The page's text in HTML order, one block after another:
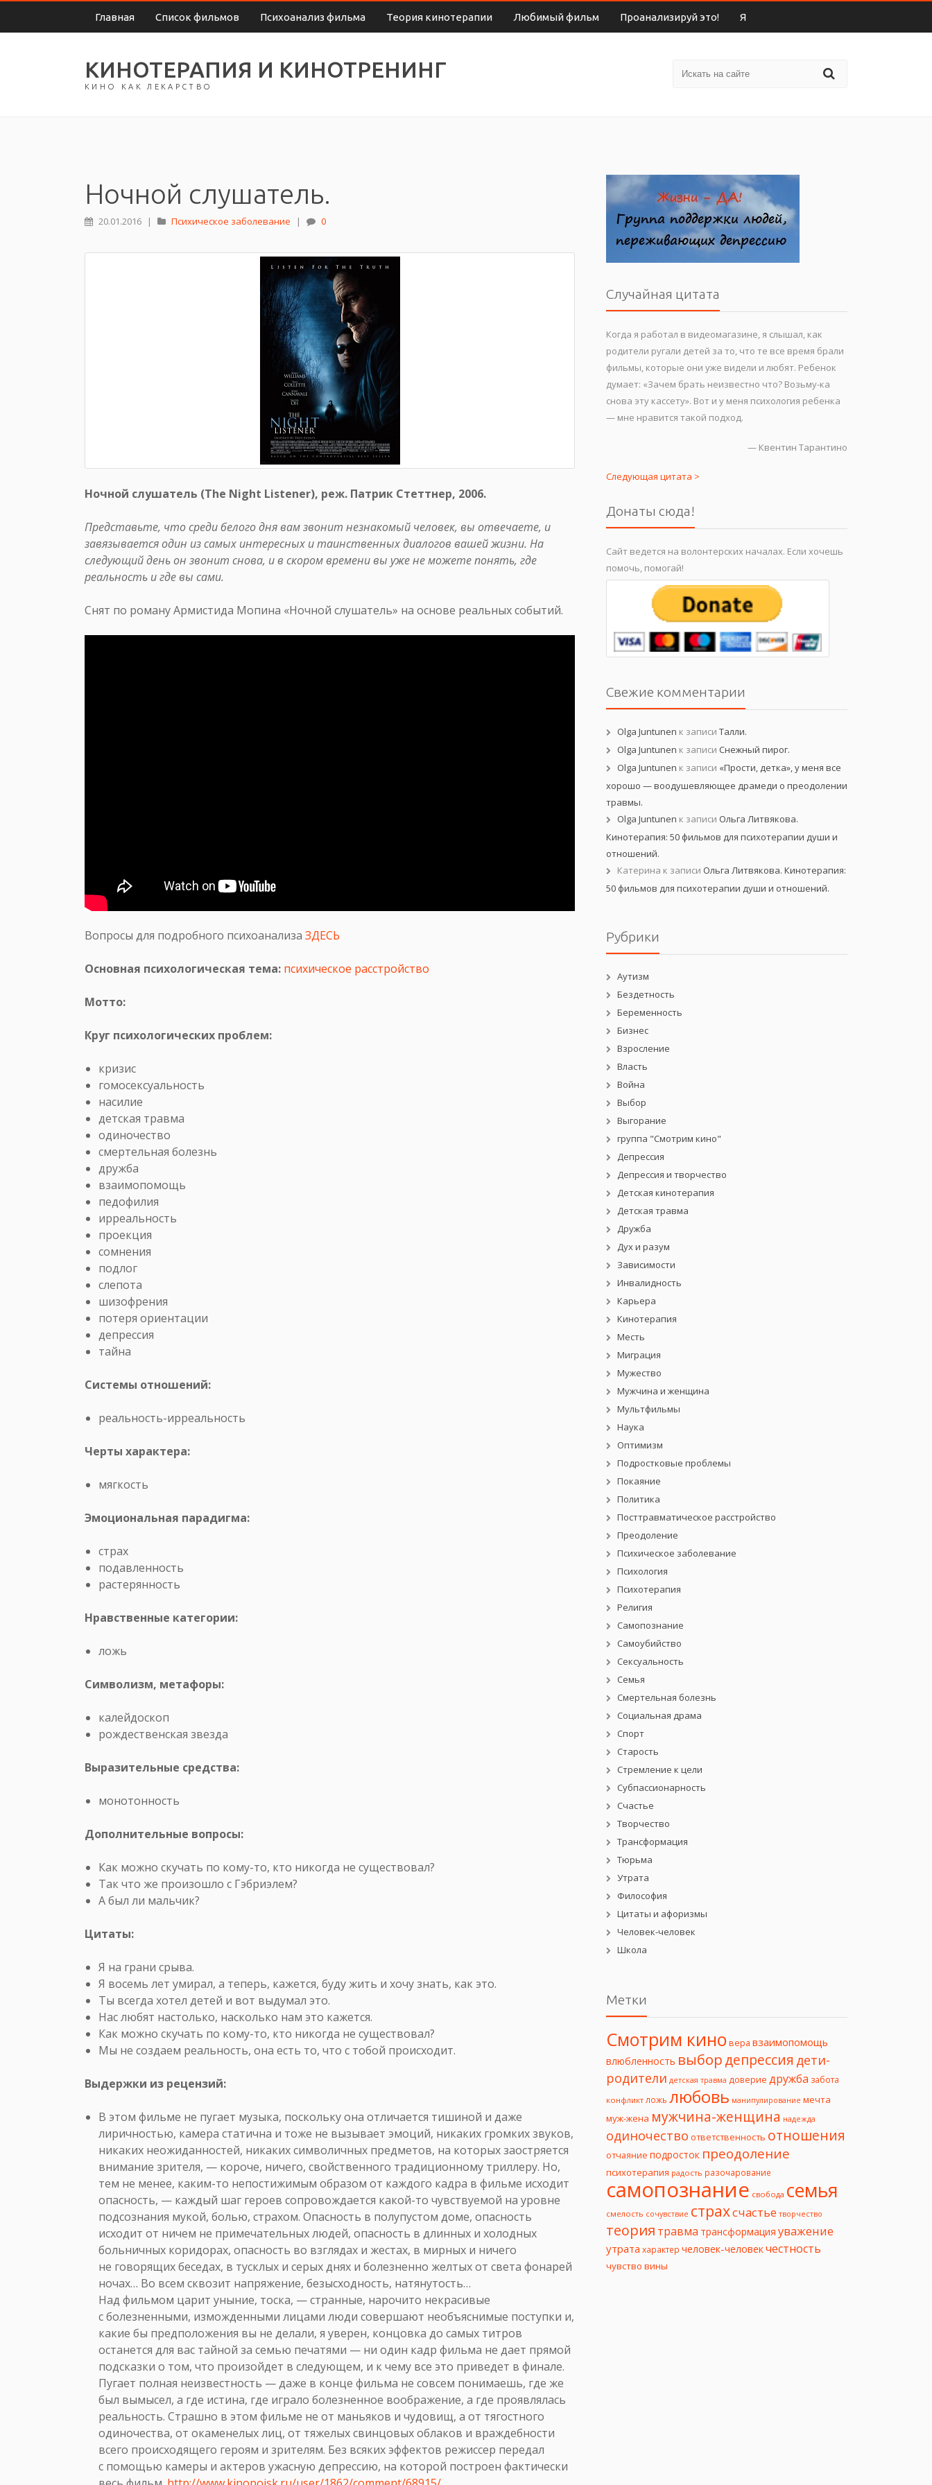
Главная Список фильмов Психоанализ фильма Теория кинотерапии Любимый фильм Проанализируй это! Я
КИНОТЕРАПИЯ И КИНОТРЕНИНГ
КИНО КАК ЛЕКАРСТВО
Ночной слушатель.
20.01.2016 | Психическое заболевание | 0
Ночной слушатель (The Night Listener), реж. Патрик Стеттнер, 2006.
Представьте, что среди белого дня вам звонит незнакомый человек, вы отвечаете, и
завязывается один из самых интересных и таинственных диалогов вашей жизни. На
следующий день он звонит снова, и в скором времени вы уже не можете понять, где
реальность и где вы сами.
Снят по роману Армистида Мопина «Ночной слушатель» на основе реальных событий.
Вопросы для подробного психоанализа ЗДЕСЬ
Основная психологическая тема: психическое расстройство
Мотто:
Круг психологических проблем:
кризис
гомосексуальность
насилие
детская травма
одиночество
смертельная болезнь
дружба
взаимопомощь
педофилия
ирреальность
проекция
сомнения
подлог
слепота
шизофрения
потеря ориентации
депрессия
тайна
Системы отношений:
реальность-ирреальность
Черты характера:
мягкость
Эмоциональная парадигма:
страх
подавленность
растерянность
Нравственные категории:
ложь
Символизм, метафоры:
калейдоскоп
рождественская звезда
Выразительные средства:
монотонность
Дополнительные вопросы:
Как можно скучать по кому-то, кто никогда не существовал?
Так что же произошло с Гэбриэлем?
А был ли мальчик?
Цитаты:
Я на грани срыва.
Я восемь лет умирал, а теперь, кажется, буду жить и хочу знать, как это.
Ты всегда хотел детей и вот выдумал это.
Нас любят настолько, насколько нам это кажется.
Как можно скучать по кому-то, кто никогда не существовал?
Мы не создаем реальность, она есть то, что с тобой происходит.
Выдержки из рецензий:
В этом фильме не пугает музыка, поскольку она отличается тишиной и даже
лиричностью, камера статична и тоже не вызывает эмоций, никаких громких звуков,
никаких неожиданностей, никаких символичных предметов, на которых заостряется
внимание зрителя, — короче, ничего, свойственного традиционному триллеру. Но,
тем не менее, каким-то непостижимым образом от каждого кадра в фильме исходит
опасность, — каждый шаг героев сопровождается какой-то чувствуемой на уровне
подсознания мукой, болью, страхом. Опасность в полупустом доме, опасность
исходит от ничем не примечательных людей, опасность в длинных и холодных
больничных коридорах, опасность во взглядах и жестах, в мирных и ничего
не говорящих беседах, в тусклых и серых днях и болезненно желтых от света фонарей
ночах… Во всем сквозит напряжение, безысходность, натянутость…
Над фильмом царит уныние, тоска, — странные, нарочито некрасивые
с болезненными, изможденными лицами люди совершают необъяснимые поступки и,
какие бы предположения вы не делали, я уверен, концовка до самых титров
останется для вас тайной за семью печатями — ни один кадр фильма не дает прямой
подсказки о том, что произойдет в следующем, и к чему все это приведет в финале.
Пугает полная неизвестность — даже в конце фильма не совсем понимаешь, где же
был вымысел, а где истина, где играло болезненное воображение, а где проявлялась
реальность. Страшно в этом фильме не от маньяков и чудовищ, а от тягостного
одиночества, от окаменелых лиц, от тяжелых свинцовых облаков и враждебности
всего происходящего героям и зрителям. Без всяких эффектов режиссер передал
с помощью камеры и актеров ужасную депрессию, на которой построен фактически
Случайная цитата
Когда я работал в видеомагазине, я слышал, как
родители ругали детей за то, что те все время брали
фильмы, которые они уже видели и любят. Ребенок
думает: «Зачем брать неизвестно что? Возьму-ка
снова эту кассету». Вот и у меня психология ребенка
— мне нравится такой подход.
— Квентин Тарантино
Следующая цитата >
Донаты сюда!
Сайт ведется на волонтерских началах. Если хочешь
помочь, помогай!
Свежие комментарии
Olga Juntunen к записи Талли.
Olga Juntunen к записи Снежный пирог.
Olga Juntunen к записи «Прости, детка», у меня все
хорошо — воодушевляющее драмеди о преодолении
травмы.
Olga Juntunen к записи Ольга Литвякова.
Кинотерапия: 50 фильмов для психотерапии души и
отношений.
Катерина к записи Ольга Литвякова. Кинотерапия:
50 фильмов для психотерапии души и отношений.
Рубрики
Аутизм
Бездетность
Беременность
Бизнес
Взросление
Власть
Война
Выбор
Выгорание
группа "Смотрим кино"
Депрессия
Депрессия и творчество
Детская кинотерапия
Детская травма
Дружба
Дух и разум
Зависимости
Инвалидность
Карьера
Кинотерапия
Месть
Миграция
Мужество
Мужчина и женщина
Мультфильмы
Наука
Оптимизм
Подростковые проблемы
Покаяние
Политика
Посттравматическое расстройство
Преодоление
Психическое заболевание
Психология
Психотерапия
Религия
Самопознание
Самоубийство
Сексуальность
Семья
Смертельная болезнь
Социальная драма
Спорт
Старость
Стремление к цели
Субпассионарность
Счастье
Творчество
Трансформация
Тюрьма
Утрата
Философия
Цитаты и афоризмы
Человек-человек
Школа
Метки
Смотрим кино вера взаимопомощь
влюбленность выбордепрессия дети-
родители детская травма доверие дружба забота
конфликт ложь любовь манипулирование мечта
муж-жена мужчина-женщина надежда
одиночество ответственность отношения
отчаяние подросток преодоление
психотерапия радость разочарование
самопознание свобода семья
смелость сочувствие страхсчастье творчество
теория травма трансформация уважение
утрата характер человек-человекчестность
чувство вины